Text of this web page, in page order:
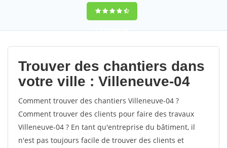
9,5(100%)46
votes
Trouver des chantiers dans
votre ville : Villeneuve-04
Comment trouver des chantiers Villeneuve-04 ?
Comment trouver des clients pour faire des travaux
Villeneuve-04 ? En tant qu'entreprise du bâtiment, il
n'est pas toujours facile de trouver des clients et